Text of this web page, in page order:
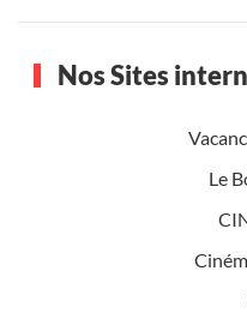
Nos Sites
Le